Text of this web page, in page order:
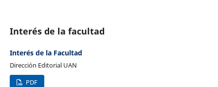
Interés de la facultad
Interés de la Facultad
Dirección Editorial UAN
PDF